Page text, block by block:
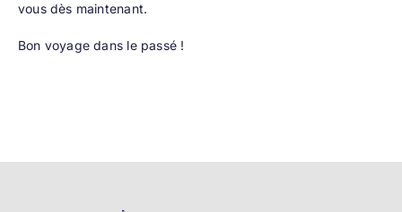
vous dès maintenant.
Bon voyage dans le passé !